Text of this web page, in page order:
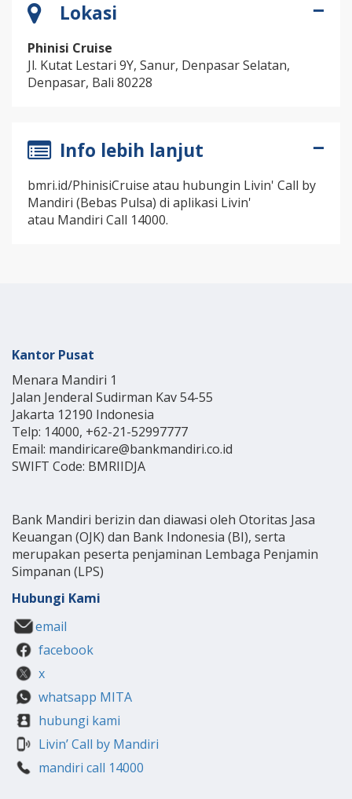
Lokasi
Phinisi Cruise
Jl. Kutat Lestari 9Y, Sanur, Denpasar Selatan,
Denpasar, Bali 80228
Info lebih lanjut
bmri.id/PhinisiCruise atau hubungin Livin' Call by
Mandiri (Bebas Pulsa) di aplikasi Livin'
atau Mandiri Call 14000.
Kantor Pusat
Menara Mandiri 1
Jalan Jenderal Sudirman Kav 54-55
Jakarta 12190 Indonesia
Telp: 14000, +62-21-52997777
Email: mandiricare@bankmandiri.co.id
SWIFT Code: BMRIIDJA
Bank Mandiri berizin dan diawasi oleh Otoritas Jasa
Keuangan (OJK) dan Bank Indonesia (BI), serta
merupakan peserta penjaminan Lembaga Penjamin
Simpanan (LPS)
Hubungi Kami
email
facebook
x
whatsapp MITA
hubungi kami
Livin’ Call by Mandiri
mandiri call 14000